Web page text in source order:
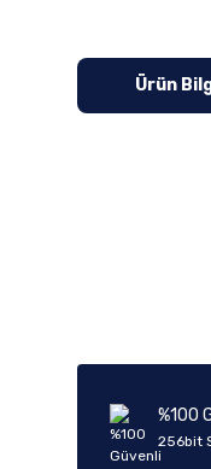
Ürün
Ürün fiyatı
Bu ürüne
%100
256bit